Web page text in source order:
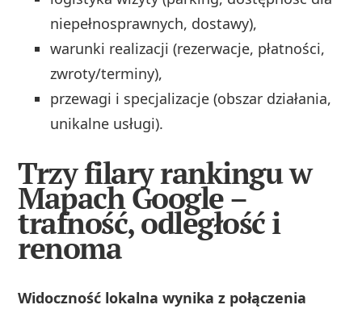
niepełnosprawnych, dostawy),
warunki realizacji (rezerwacje, płatności,
zwroty/terminy),
przewagi i specjalizacje (obszar działania,
unikalne usługi).
Trzy filary rankingu w
Mapach Google –
trafność, odległość i
renoma
Widoczność lokalna wynika z połączenia